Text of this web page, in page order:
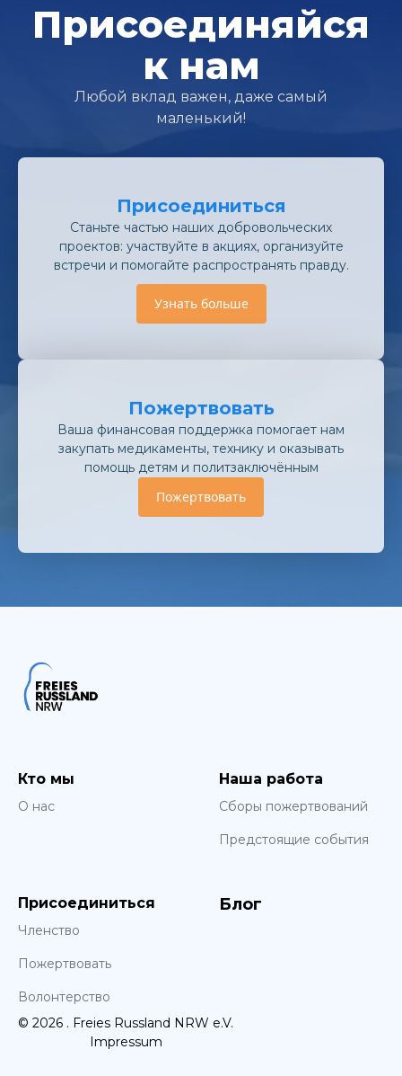
Присоединяйся
к нам
Любой вклад важен, даже самый
маленький!
Присоединиться
Станьте частью наших добровольческих
проектов: участвуйте в акциях, организуйте
встречи и помогайте распространять правду.
Узнать больше
Пожертвовать
Ваша финансовая поддержка помогает нам
закупать медикаменты, технику и оказывать
помощь детям и политзаключённым
Пожертвовать
Кто мы
О нас
Наша работа
Сборы пожертвований
Предстоящие события
Присоединиться
Членство
Пожертвовать
Волонтерство
Блог
© 2026 . Freies Russland NRW e.V.
Impressum